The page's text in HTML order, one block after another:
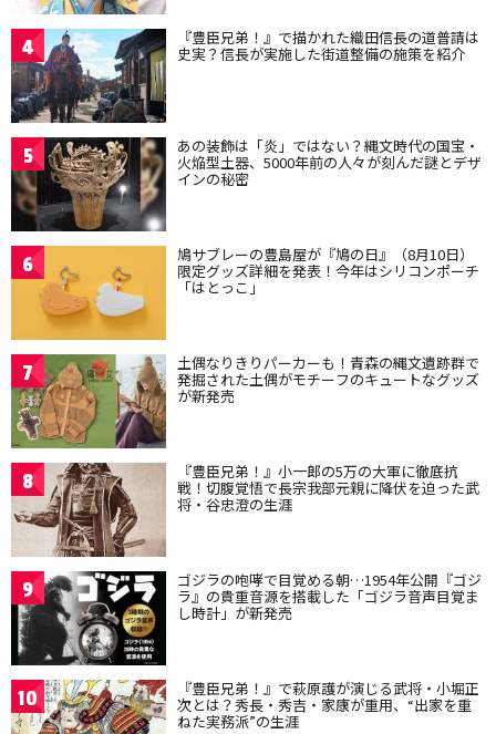
4 『豊臣兄弟！』で描かれた織田信長の道普請は
史実？信長が実施した街道整備の施策を紹介
5 あの装飾は「炎」ではない？縄文時代の国宝・
火焔型土器、5000年前の人々が刻んだ謎とデザ
インの秘密
6 鳩サブレーの豊島屋が『鳩の日』（8月10日）
限定グッズ詳細を発表！今年はシリコンポーチ
「はとっこ」
7 土偶なりきりパーカーも！青森の縄文遺跡群で
発掘された土偶がモチーフのキュートなグッズ
が新発売
8 『豊臣兄弟！』小一郎の5万の大軍に徹底抗
戦！切腹覚悟で長宗我部元親に降伏を迫った武
将・谷忠澄の生涯
9 ゴジラの咆哮で目覚める朝…1954年公開『ゴジ
ラ』の貴重音源を搭載した「ゴジラ音声目覚ま
し時計」が新発売
10 『豊臣兄弟！』で萩原護が演じる武将・小堀正
次とは？秀長・秀吉・家康が重用、“出家を重
ねた実務派”の生涯